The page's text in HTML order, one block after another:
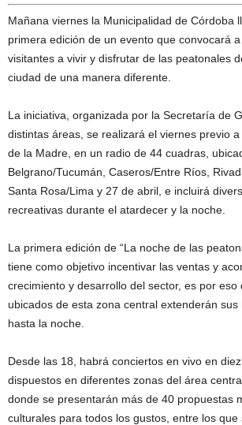
Mañana viernes la Municipalidad de Córdoba
primera edición de un evento que convocará
visitantes a vivir y disfrutar de las peatonales
ciudad de una manera diferente.
La iniciativa, organizada por la Secretaría de
distintas áreas, se realizará el viernes previo
de la Madre, en un radio de 44 cuadras,
Belgrano/Tucumán, Caseros/Entre Ríos,
Santa Rosa/Lima y 27 de abril, e incluirá
recreativas durante el atardecer y la noche.
La primera edición de “La noche de las
tiene como objetivo incentivar las ventas y
crecimiento y desarrollo del sector, es por eso
ubicados de esta zona central extenderán
hasta la noche.
Desde las 18, habrá conciertos en vivo en
dispuestos en diferentes zonas del área
donde se presentarán más de 40 propuestas
culturales para todos los gustos, entre los que